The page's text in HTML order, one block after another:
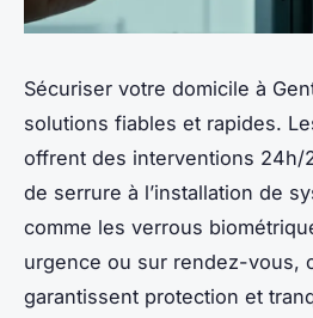
Sécuriser votre domicile à
solutions fiables et rapides.
offrent des interventions 24h/
de serrure à l’installation de
comme les verrous
urgence ou sur rendez-vous,
garantissent protection et